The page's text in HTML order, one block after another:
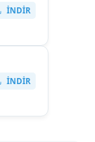
İNDIR
İNDIR